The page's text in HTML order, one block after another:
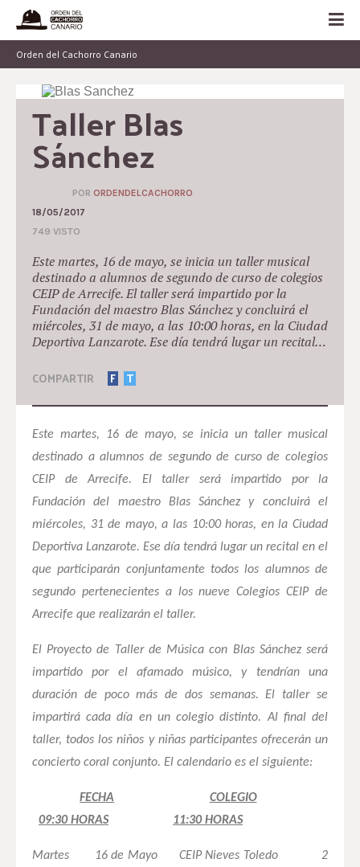
Orden del Cachorro Canario
Taller Blas
Sánchez
POR ORDENDELCACHORRO
18/05/2017
749 VISTO
Este martes, 16 de mayo, se inicia un taller musical
destinado a alumnos de segundo de curso de colegios
CEIP de Arrecife. El taller será impartido por la
Fundación del maestro Blas Sánchez y concluirá el
miércoles, 31 de mayo, a las 10:00 horas, en la Ciudad
Deportiva Lanzarote. Ese día tendrá lugar un recital…
COMPARTIR F T
Este martes, 16 de mayo, se inicia un taller musical
destinado a alumnos de segundo de curso de colegios
CEIP de Arrecife. El taller será impartido por la
Fundación del maestro Blas Sánchez y concluirá el
miércoles, 31 de mayo, a las 10:00 horas, en la Ciudad
Deportiva Lanzarote. Ese día tendrá lugar un recital en el
que participarán conjuntamente todos los alumnos de
segundo pertenecientes a los nueve Colegios CEIP de
Arrecife que realizarán el taller.
El Proyecto de Taller de Música con Blas Sánchez será
impartido por el afamado músico, y tendrían una
duración de poco más de dos semanas. El taller se
impartirá cada día en un colegio distinto. Al final del
taller, todos los niños y niñas participantes ofrecerán un
concierto coral conjunto. El calendario es el siguiente:
FECHA
COLEGIO
09:30 HORAS
11:30 HORAS
Martes 16 de Mayo CEIP Nieves Toledo 2